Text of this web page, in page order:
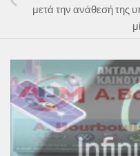
μετά την ανάθεσή της